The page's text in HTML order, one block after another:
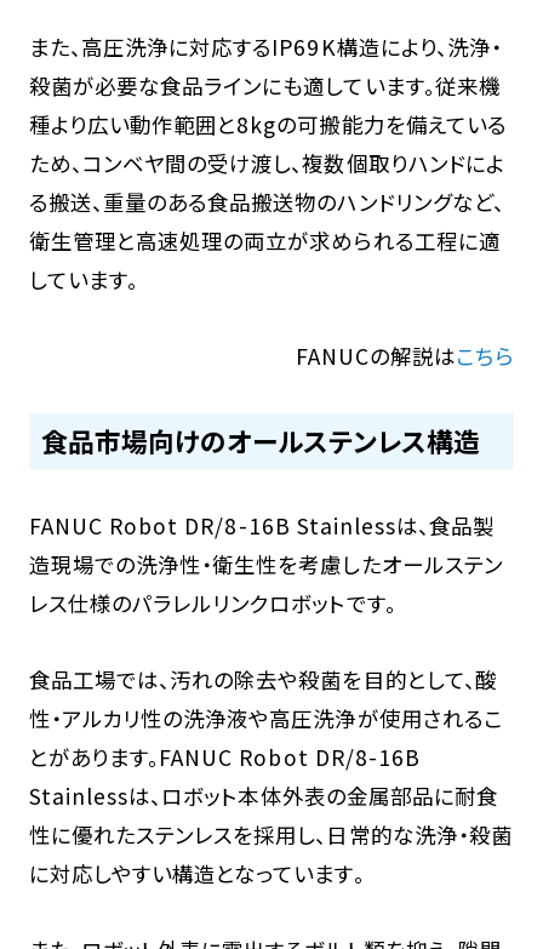
また、高圧洗浄に対応するIP69K構造により、洗浄・
殺菌が必要な食品ラインにも適しています。従来機
種より広い動作範囲と8kgの可搬能力を備えている
ため、コンベヤ間の受け渡し、複数個取りハンドによ
る搬送、重量のある食品搬送物のハンドリングなど、
衛生管理と高速処理の両立が求められる工程に適
しています。
FANUCの解説はこちら
食品市場向けのオールステンレス構造
FANUC Robot DR/8-16B Stainlessは、食品製
造現場での洗浄性・衛生性を考慮したオールステン
レス仕様のパラレルリンクロボットです。
食品工場では、汚れの除去や殺菌を目的として、酸
性・アルカリ性の洗浄液や高圧洗浄が使用されるこ
とがあります。FANUC Robot DR/8-16B
Stainlessは、ロボット本体外表の金属部品に耐食
性に優れたステンレスを採用し、日常的な洗浄・殺菌
に対応しやすい構造となっています。